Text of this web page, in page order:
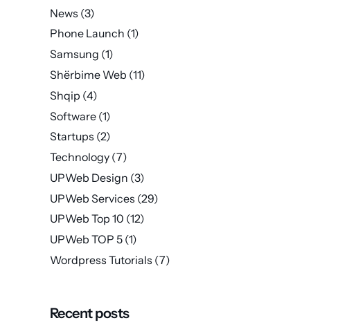
News (3)
Phone Launch (1)
Samsung (1)
Shërbime Web (11)
Shqip (4)
Software (1)
Startups (2)
Technology (7)
UPWeb Design (3)
UPWeb Services (29)
UPWeb Top 10 (12)
UPWeb TOP 5 (1)
Wordpress Tutorials (7)
Recent posts